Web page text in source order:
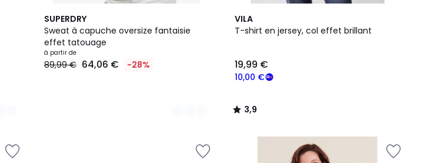
SUPERDRY
Sweat à capuche oversize fantaisie
effet tatouage
à partir de
89,99 € 64,06 € -28%
2
Couleurs
VILA
T-shirt en jersey, col effet brillant
10,00 €
19,99 €
3,9
/ 5
3,9
/